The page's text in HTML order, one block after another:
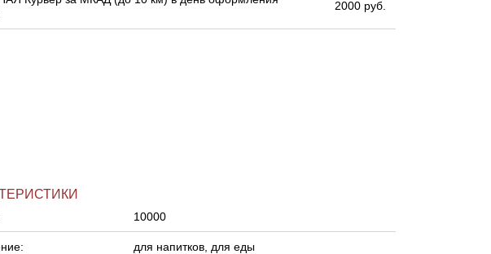
2000 руб.
10000
для напитков, для еды